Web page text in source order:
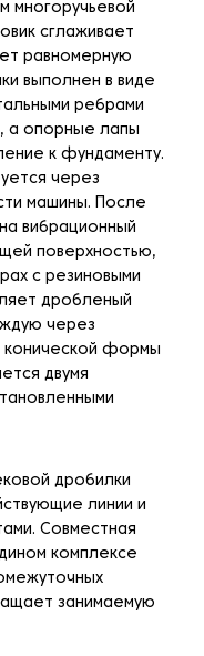
многоручьевой
сглаживает
равномерную
выполнен в виде
ребрами
а опорные лапы
к фундаменту.
через
машины. После
вибрационный
поверхностью,
с резиновыми
дробленый
через
конической формы
двумя
дробилки
линии и
Совместная
комплексе
занимаемую